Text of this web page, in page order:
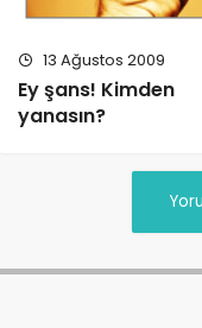
13 Ağustos 2009
Ey şans! Kimden
yanasın?